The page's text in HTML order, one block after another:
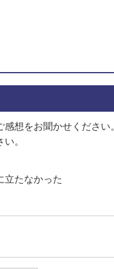
想をお聞かせください
。
立たなかった